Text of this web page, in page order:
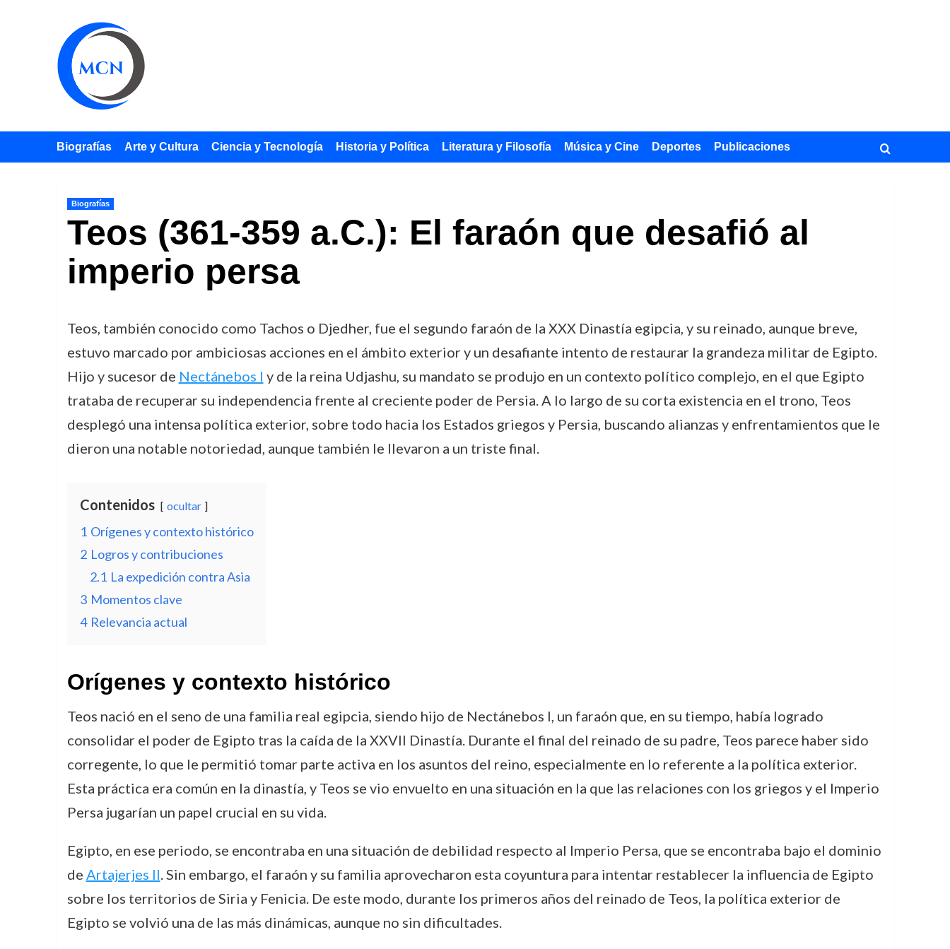
Biografías Arte y Cultura Ciencia y Tecnología Historia y Política Literatura y Filosofía Música y Cine Deportes Publicaciones
Biografías
Teos (361-359 a.C.): El faraón que desafió al
imperio persa
Teos, también conocido como Tachos o Djedher, fue el segundo faraón de la XXX Dinastía egipcia, y su reinado, aunque breve,
estuvo marcado por ambiciosas acciones en el ámbito exterior y un desafiante intento de restaurar la grandeza militar de Egipto.
Hijo y sucesor de Nectánebos I y de la reina Udjashu, su mandato se produjo en un contexto político complejo, en el que Egipto
trataba de recuperar su independencia frente al creciente poder de Persia. A lo largo de su corta existencia en el trono, Teos
desplegó una intensa política exterior, sobre todo hacia los Estados griegos y Persia, buscando alianzas y enfrentamientos que le
dieron una notable notoriedad, aunque también le llevaron a un triste final.
Contenidos ocultar
1 Orígenes y contexto histórico
2 Logros y contribuciones
2.1 La expedición contra Asia
3 Momentos clave
4 Relevancia actual
Orígenes y contexto histórico
Teos nació en el seno de una familia real egipcia, siendo hijo de Nectánebos I, un faraón que, en su tiempo, había logrado
consolidar el poder de Egipto tras la caída de la XXVII Dinastía. Durante el final del reinado de su padre, Teos parece haber sido
corregente, lo que le permitió tomar parte activa en los asuntos del reino, especialmente en lo referente a la política exterior.
Esta práctica era común en la dinastía, y Teos se vio envuelto en una situación en la que las relaciones con los griegos y el Imperio
Persa jugarían un papel crucial en su vida.
Egipto, en ese periodo, se encontraba en una situación de debilidad respecto al Imperio Persa, que se encontraba bajo el dominio
de Artajerjes II. Sin embargo, el faraón y su familia aprovecharon esta coyuntura para intentar restablecer la influencia de Egipto
sobre los territorios de Siria y Fenicia. De este modo, durante los primeros años del reinado de Teos, la política exterior de
Egipto se volvió una de las más dinámicas, aunque no sin dificultades.